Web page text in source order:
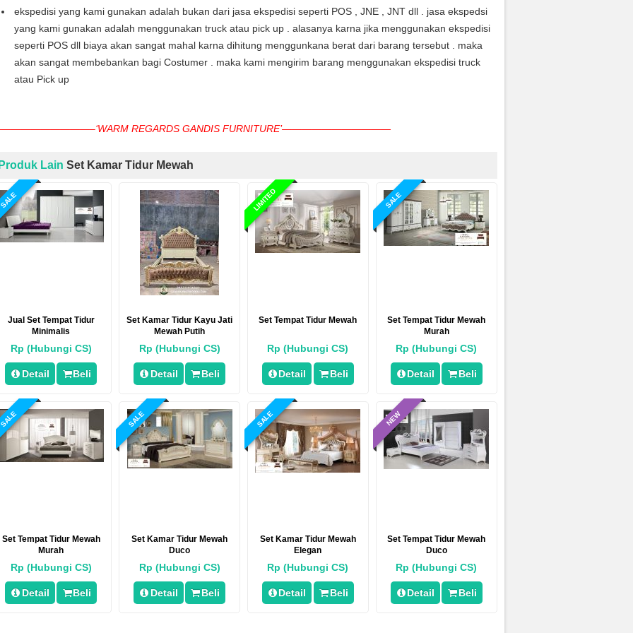
ekspedisi yang kami gunakan adalah bukan dari jasa ekspedisi seperti POS , JNE , JNT dll . jasa ekspedsi
yang kami gunakan adalah menggunakan truck atau pick up . alasanya karna jika menggunakan ekspedisi
seperti POS dll biaya akan sangat mahal karna dihitung menggunkana berat dari barang tersebut . maka
akan sangat membebankan bagi Costumer . maka kami mengirim barang menggunakan ekspedisi truck
atau Pick up
REGARDS GANDIS FURNITURE’———————————
Lain Set Kamar Tidur Mewah
Jual Set Tempat Tidur
Minimalis
Rp (Hubungi CS)
Detail Beli
Set Kamar Tidur Kayu Jati
Mewah Putih
Rp (Hubungi CS)
Detail Beli
LIMITED
Set Tempat Tidur Mewah
Rp (Hubungi CS)
Detail Beli
SALE
Set Tempat Tidur Mewah
Murah
Rp (Hubungi CS)
Detail Beli
Set Tempat Tidur Mewah
Murah
Rp (Hubungi CS)
Detail Beli
SALE
Set Kamar Tidur Mewah
Duco
Rp (Hubungi CS)
Detail Beli
SALE
Set Kamar Tidur Mewah
Elegan
Rp (Hubungi CS)
Detail Beli
NEW
Set Tempat Tidur Mewah
Duco
Rp (Hubungi CS)
Detail Beli